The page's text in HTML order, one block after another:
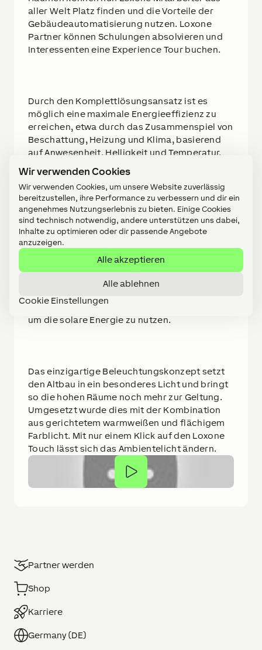
Wir verwenden Cookies
Wir verwenden Cookies, um unsere Website zuverlässig
bereitzustellen, ihre Performance zu verbessern und dir ein
angenehmes Nutzungserlebnis zu bieten. Einige Cookies
sind technisch notwendig, andere unterstützen uns dabei,
Inhalte zu optimieren oder dir passende Angebote
anzuzeigen.
Alle akzeptieren
Alle ablehnen
Cookie Einstellungen
aller Welt Platz finden und die Vorteile der
Gebäudeautomatisierung nutzen. Loxone
Partner können Schulungen absolvieren und
Interessenten eine Experience Tour buchen.
Durch den Komplettlösungsansatz ist es
möglich eine maximale Energieeffizienz zu
erreichen, etwa durch das Zusammenspiel von
Beschattung, Heizung und Klima, basierend
auf Anwesenheit, Helligkeit und Temperatur.
Aufgrund des Denkmalschutzes musste auf
eine Außenbeschattung verzichtet werden,
jedoch konnte in den Fensterkästen als
Innenbeschattung ein vom
Kooperationspartner Hunter Douglas
entwickelter Stoff namens SeaTex mit einer
metallisierten Rückseite eingesetzt werden,
der zu 50 % aus recycelten Ozeanabfällen
Heizung, sodass etwa im Sommer die
Winter oben bleibt und die Heizung drosselt,
um die solare Energie zu nutzen.
Das einzigartige Beleuchtungskonzept setzt
den Altbau in ein besonderes Licht und bringt
so die hohen Räume noch mehr zur Geltung.
Umgesetzt wurde dies mit der Kombination
aus gerichtetem warmweißen und flächigem
Farblicht. Mit nur einem Klick auf den Loxone
Touch lässt sich das Ambientelicht ändern.
Partner werden
Shop
Karriere
Germany (DE)